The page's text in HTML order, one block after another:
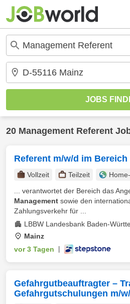
20 Management Referent
Referent m/w/d im
Vollzeit Teilzeit
... verantwortet der Bereich das
Management sowie den
Zahlungsverkehr für ...
LBBW Landesbank Baden-
Mainz
vor 3 Tagen
Gefahrgutbeauftragter –
Gefahrgutschulungen m/